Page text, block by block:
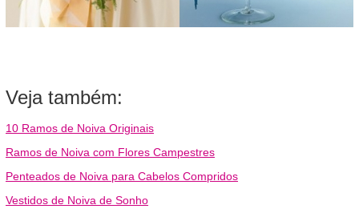
Veja também:
10 Ramos de Noiva Originais
Ramos de Noiva com Flores Campestres
Penteados de Noiva para Cabelos Compridos
Vestidos de Noiva de Sonho